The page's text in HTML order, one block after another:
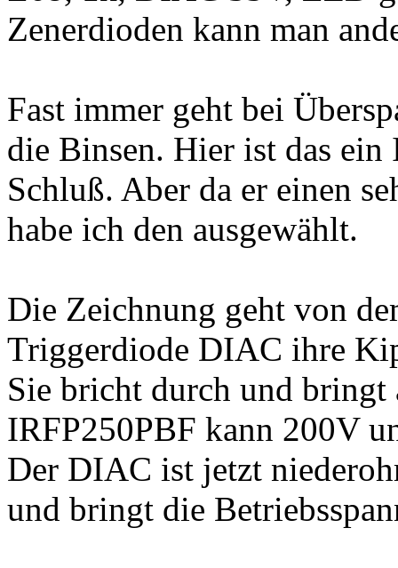
Zenerdioden kann man
Fast immer geht bei
die Binsen. Hier ist das
Schluß. Aber da er einen
habe ich den ausgewählt.
Die Zeichnung geht von
Triggerdiode DIAC ihre
Sie bricht durch und bringt
IRFP250PBF kann 200V
Der DIAC ist jetzt
und bringt die